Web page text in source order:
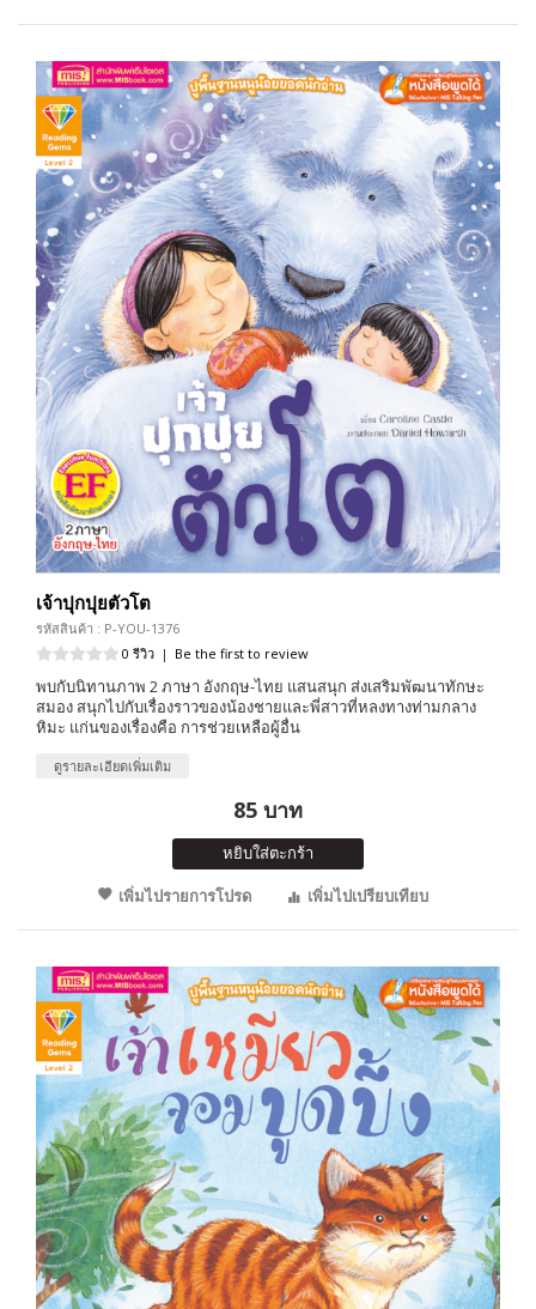
เจ้าปุกปุยตัวโต
รหัสสินค้า : P-YOU-1376
0 รีวิว | Be the first to review
พบกับนิทานภาพ 2 ภาษา อังกฤษ-ไทย แสนสนุก ส่งเสริมพัฒนาทักษะ
สมอง สนุกไปกับเรื่องราวของน้องชายและพี่สาวที่หลงทางท่ามกลาง
หิมะ แก่นของเรื่องคือ การช่วยเหลือผู้อื่น
ดูรายละเอียดเพิ่มเติม
85 บาท
หยิบใส่ตะกร้า
เพิ่มไปรายการโปรด
เพิ่มไปเปรียบเทียบ